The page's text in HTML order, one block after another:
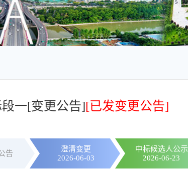
一[变更公告][已发变更公告]
告
澄清变更
2026-06-03
中标候选人公示
2026-06-23